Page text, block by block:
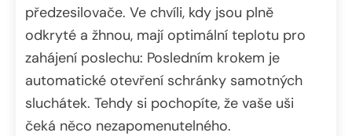
předzesilovače. Ve chvíli, kdy jsou plně
odkryté a žhnou, mají optimální teplotu pro
zahájení poslechu: Posledním krokem je
automatické otevření schránky samotných
sluchátek. Tehdy si pochopíte, že vaše uši
čeká něco nezapomenutelného.